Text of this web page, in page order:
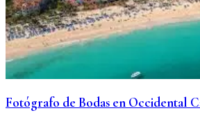
Fotógrafo de Bodas en Occidental